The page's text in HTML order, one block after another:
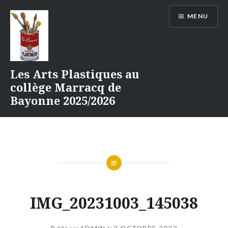
contenu
Les Arts Plastiques au
collège Marracq de
Bayonne 2025/2026
MENU
IMG_20231003_145038